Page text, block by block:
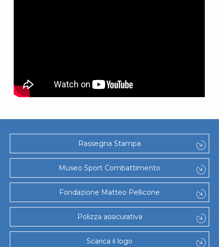
Rassegna Stampa
Museo Sport Combattimento
Fondazione Matteo Pellicone
Polizza assicurativa
Scarica il logo